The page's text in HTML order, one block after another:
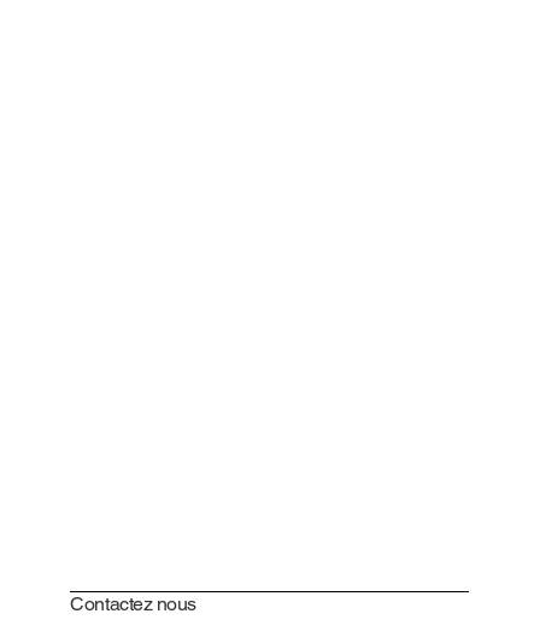
Contactez nous